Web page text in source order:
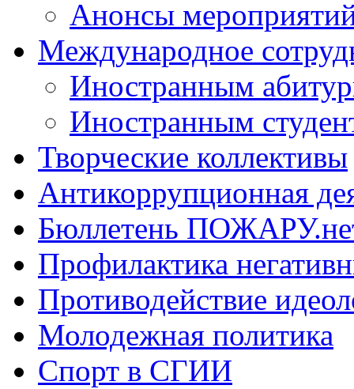
Анонсы
Международное
Иностранным
Иностранным
Творческие коллективы
Антикоррупционная
Бюллетень
Профилактика
Противодействие
Молодежная политика
Спорт в СГИИ